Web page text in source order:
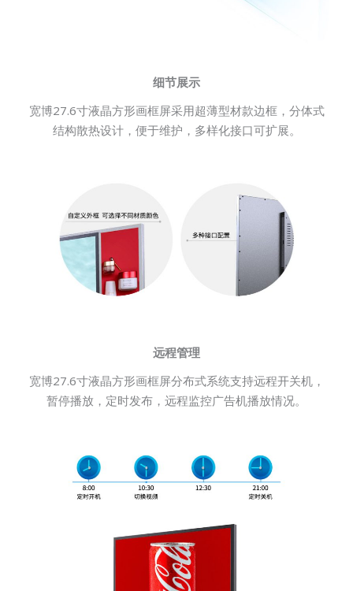
细节展示
宽博27.6寸液晶方形画框屏采用超薄型材款边框，分体式
结构散热设计，便于维护，多样化接口可扩展。
远程管理
宽博27.6寸液晶方形画框屏分布式系统支持远程开关机，
暂停播放，定时发布，远程监控广告机播放情况。